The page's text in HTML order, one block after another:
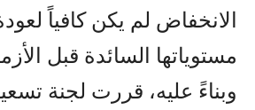
الانخفاض لم يكن كافياً
مستوياتها السائدة قبل
وبناءً عليه، قررت لجنة